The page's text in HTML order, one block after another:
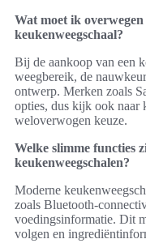
Wat moet ik
keukenweegschaal?
Bij de aankoop van een
weegbereik, de
ontwerp. Merken zoals
opties, dus kijk ook naar
weloverwogen keuze.
Welke slimme functies
keukenweegschalen?
Moderne
zoals Bluetooth-
voedingsinformatie. Dit
volgen en